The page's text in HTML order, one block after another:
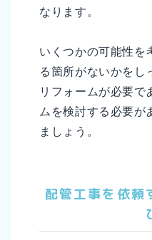
なります。
いくつかの可能性を
る箇所がないかをし
リフォームが必要で
ムを検討する必要が
ましょう。
配管工事を依頼